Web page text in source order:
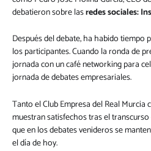
debatieron sobre lasredes sociales:
Después del debate, ha habido tiempo
los participantes. Cuando la ronda de
jornada con un café networking para
jornada de debates empresariales.
Tanto el Club Empresa del Real Murcia
muestran satisfechos tras el
que en los debates venideros se
el día de hoy.